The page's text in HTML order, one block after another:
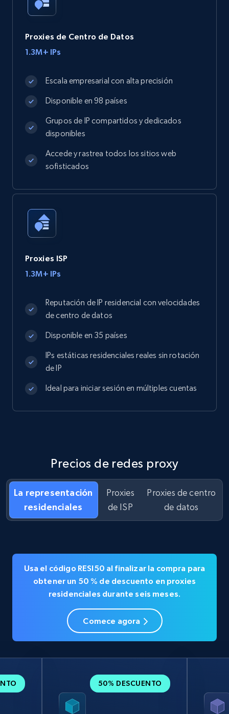
Proxies de Centro de Datos
1.3M+ IPs
Escala empresarial con alta precisión
Disponible en 98 países
Grupos de IP compartidos y dedicados
disponibles
Accede y rastrea todos los sitios web
sofisticados
Proxies ISP
1.3M+ IPs
Reputación de IP residencial con velocidades
de centro de datos
Disponible en 35 países
IPs estáticas residenciales reales sin rotación
de IP
Ideal para iniciar sesión en múltiples cuentas
Precios de redes proxy
La representación
residenciales
Proxies
de ISP
Proxies de centro
de datos
Usa el código RESI50 al finalizar la compra para
obtener un 50 % de descuento enproxies
residenciales durante seis meses.
Comece agora
50% DESCUENTO